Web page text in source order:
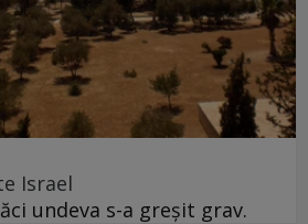
Israel
undeva s-a greșit grav.